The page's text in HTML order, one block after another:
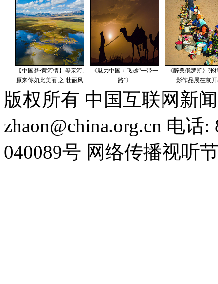
版权所有 中国互联网新
zhaon@china.org.cn 电话
040089号 网络传播视听